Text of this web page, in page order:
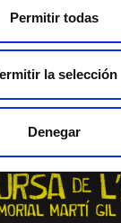
Permitir todas
la selección
Denegar
de l’Alba